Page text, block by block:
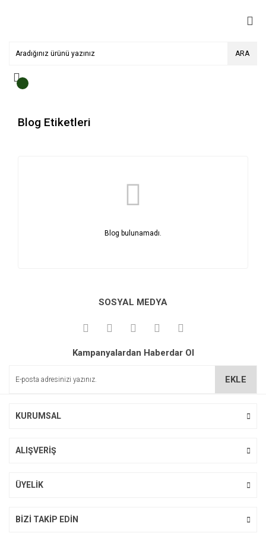
ARA
Blog Etiketleri
Blog bulunamadı.
SOSYAL MEDYA
Kampanyalardan Haberdar Ol
EKLE
KURUMSAL
ALIŞVERİŞ
ÜYELİK
BİZİ TAKİP EDİN